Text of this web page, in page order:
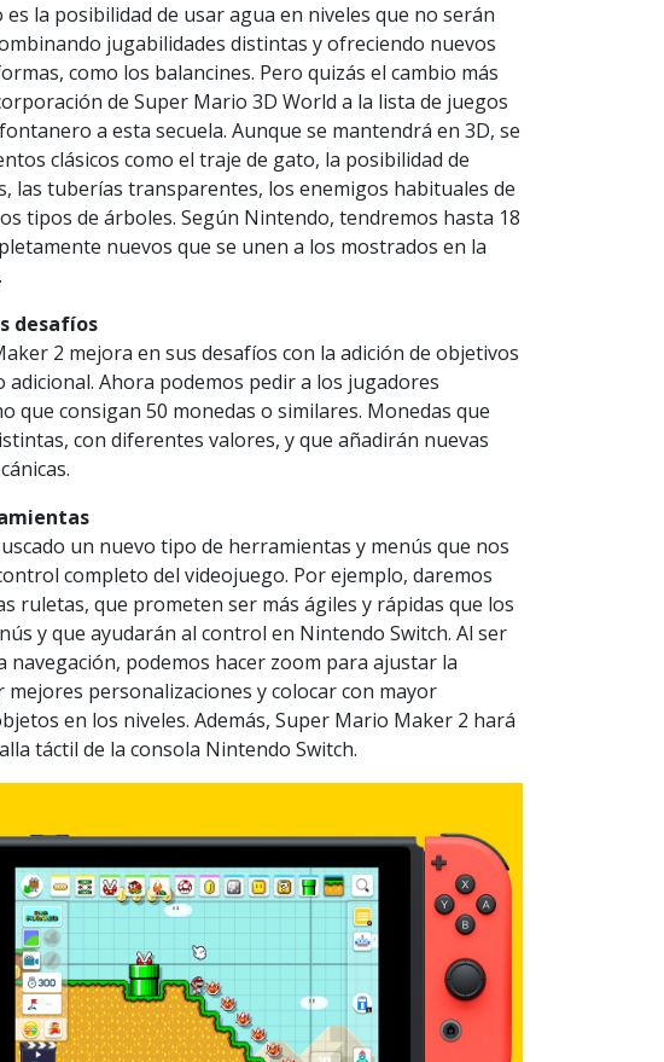
la posibilidad de usar agua en niveles que no serán
jugabilidades distintas y ofreciendo nuevos
como los balancines. Pero quizás el cambio más
de Super Mario 3D World a la lista de juegos
a esta secuela. Aunque se mantendrá en 3D, se
clásicos como el traje de gato, la posibilidad de
las tuberías transparentes, los enemigos habituales de
tipos de árboles. Según Nintendo, tendremos hasta 18
nuevos que se unen a los mostrados en la
desafíos
2 mejora en sus desafíos con la adición de objetivos
adicional. Ahora podemos pedir a los jugadores
que consigan 50 monedas o similares. Monedas que
con diferentes valores, y que añadirán nuevas
un nuevo tipo de herramientas y menús que nos
completo del videojuego. Por ejemplo, daremos
ruletas, que prometen ser más ágiles y rápidas que los
y que ayudarán al control en Nintendo Switch. Al ser
navegación, podemos hacer zoom para ajustar la
mejores personalizaciones y colocar con mayor
en los niveles. Además, Super Mario Maker 2 hará
táctil de la consola Nintendo Switch.